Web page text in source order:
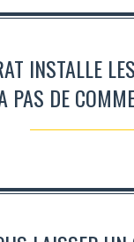
INSTALLE
PAS DE